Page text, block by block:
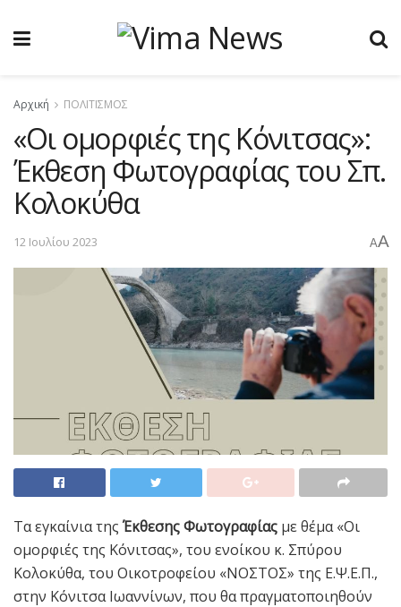
Αρχική ΠΟΛΙΤΙΣΜΟΣ
«Οι ομορφιές της Κόνιτσας»:
Έκθεση Φωτογραφίας του Σπ.
Κολοκύθα
12 Ιουλίου 2023 AA
Τα εγκαίνια της Έκθεσης Φωτογραφίας με θέμα «Οι
ομορφιές της Κόνιτσας», του ενοίκου κ. Σπύρου
Κολοκύθα, του Οικοτροφείου «ΝΟΣΤΟΣ» της Ε.Ψ.Ε.Π.,
στην Κόνιτσα Ιωαννίνων, που θα πραγματοποιηθούν